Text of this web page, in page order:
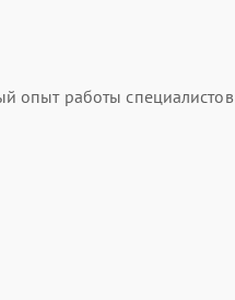
опыт работы специалистов